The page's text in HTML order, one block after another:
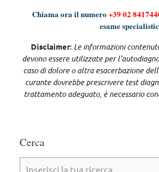
Chiama ora il numero+39 02
esame
Disclaimer: Le informazioni
devono essere utilizzate per
caso di dolore o altra esacerbazione
curante dovrebbe prescrivere test
trattamento adeguato, è necessario
Cerca